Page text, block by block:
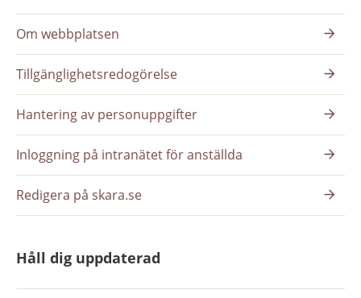
Om webbplatsen
Tillgänglighetsredogörelse
Hantering av personuppgifter
Inloggning på intranätet för anställda
Redigera på skara.se
Håll dig uppdaterad